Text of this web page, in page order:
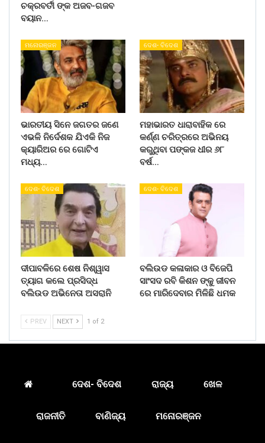
ଚକ୍ରବର୍ତୀ ଙ୍କ ଅଜବ-ଗଜବ
ବୟାନ…
ମନୋରଞ୍ଜନ
ଭାରତୀୟ ସିନେ ଜଗତର ଜଣେ
ଏଭଳି ନିର୍ଦେଶକ ଯିଏକି ନିଜ
କ୍ୟାରିଅର ରେ ଗୋଟିଏ
ମଧ୍ୟ…
ଦେଶ- ବିଦେଶ
ମହାଭାରତ ଧାରାବାହିକ ରେ
କର୍ଣ୍ଣ ଚରିତ୍ରରେ ଅଭିନୟ
କରୁଥିବା ପଙ୍କଜ ଧୀର ୬୮
ବର୍ଷ…
ଦେଶ- ବିଦେଶ
ଦୀପାବଳିରେ ଶେଷ ନିଶ୍ୱାସ
ତ୍ୟାଗ କଲେ ପ୍ରସିଦ୍ଧ
ବଲିଉଡ ଅଭିନେତା ଅସରାନି
ଦେଶ- ବିଦେଶ
ବଲିଉଡ କଳାକାର ଓ ବିଜେପି
ସାଂସଦ ରବି କିଶନ ଙ୍କୁ ଜୀବନ
ରେ ମାରିଦେବାର ମିଳିଛି ଧମକ
PREV NEXT 1 of 2
ଦେଶ- ବିଦେଶ ରାଜ୍ୟ ଖେଳ
ରାଜନୀତି ବାଣିଜ୍ୟ ମନୋରଞ୍ଜନ